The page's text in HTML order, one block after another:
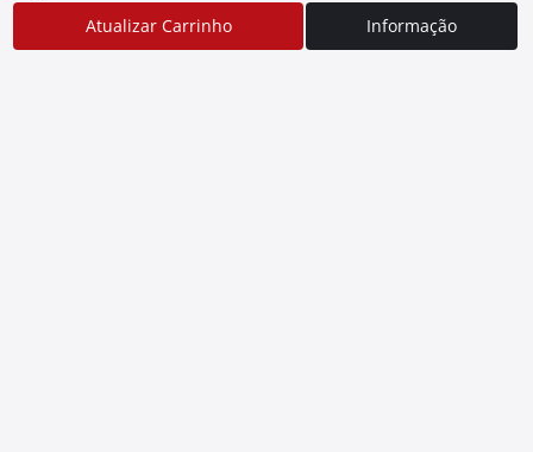
Atualizar Carrinho Informação